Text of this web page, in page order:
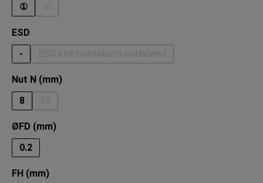
①
(Diese Option ist zurzeit nicht verfügbar.)
ESD
-
(Diese Option ist zurzeit nicht verfügbar.)
Nut N (mm)auswählen
8
(Diese Option ist zurzeit nicht verfügbar.)
ØFD (mm)auswählen
0.2
FH (mm)auswählen